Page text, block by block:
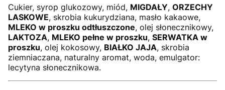
Cukier, syrop glukozowy, miód, MIGDAŁY, ORZECHY
LASKOWE, skrobia kukurydziana, masło kakaowe,
MLEKO w proszku odtłuszczone, olej słonecznikowy,
LAKTOZA, MLEKO pełne w proszku, SERWATKA w
proszku, olej kokosowy, BIAŁKO JAJA, skrobia
ziemniaczana, naturalny aromat, woda, emulgator:
lecytyna słonecznikowa.